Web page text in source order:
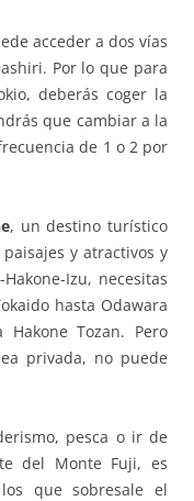
acceder a dos vías
Por lo que para
deberás coger la
que cambiar a la
de 1 o 2 por
, un destino turístico
y atractivos y
Izu, necesitas
hasta Odawara
Tozan. Pero
privada, no puede
pesca o ir de
del Monte Fuji, es
que sobresale el